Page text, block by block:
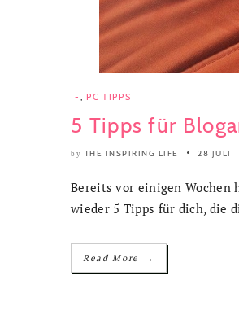
- PC TIPPS
5 Tipps für
by THE INSPIRING LIFE 28 JULI
Bereits vor einigen Wochen
wieder 5 Tipps für dich, die
Read More →